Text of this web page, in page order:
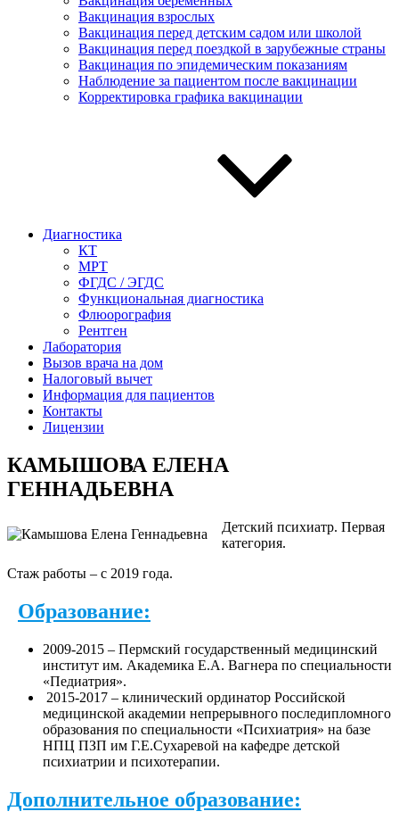
Вакцинация взрослых
Вакцинация перед детским садом или школой
Вакцинация перед поездкой в зарубежные страны
Вакцинация по эпидемическим показаниям
Наблюдение за пациентом после вакцинации
Корректировка графика вакцинации
Диагностика
КТ
МРТ
ФГДС / ЭГДС
Функциональная диагностика
Флюорография
Рентген
Лаборатория
Вызов врача на дом
Налоговый вычет
Информация для пациентов
Контакты
Лицензии
КАМЫШОВА ЕЛЕНА
ГЕННАДЬЕВНА
Детский психиатр. Первая
категория.
Стаж работы – с 2019 года.
Образование:
2009-2015 – Пермский государственный медицинский
институт им. Академика Е.А. Вагнера по специальности
«Педиатрия».
2015-2017 – клинический ординатор Российской
медицинской академии непрерывного последипломного
образования по специальности «Психиатрия» на базе
НПЦ ПЗП им Г.Е.Сухаревой на кафедре детской
психиатрии и психотерапии.
Дополнительное образование: